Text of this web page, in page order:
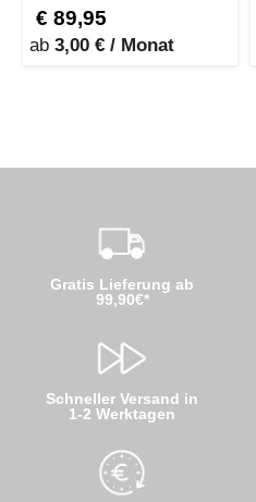
€ 89,95
ab 3,00 € / Monat
Gratis Lieferung ab
99,90€*
Schneller Versand in
1-2 Werktagen